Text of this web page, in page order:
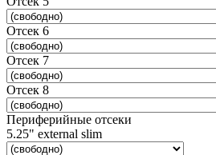
Отсек 6
Отсек 7
Отсек 8
Периферийные отсеки
5.25" external slim